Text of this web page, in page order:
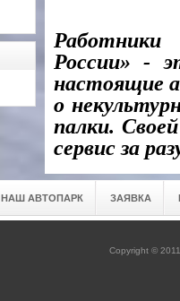
Работники
России» -
настоящие
о
палки.
сервис за
НАШ АВТОПАРК ЗАЯВКА
Copyright ©